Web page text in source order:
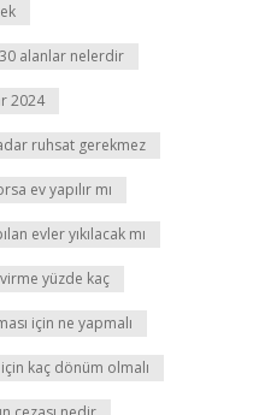
alanlar nelerdir
2024
ruhsat gerekmez
ev yapılır mı
evler yıkılacak mı
yüzde kaç
için ne yapmalı
kaç dönüm olmalı